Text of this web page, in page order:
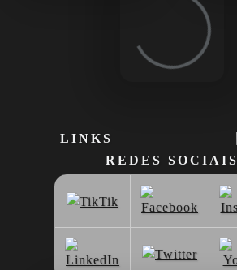
LINKS
REDES SOCIAIS